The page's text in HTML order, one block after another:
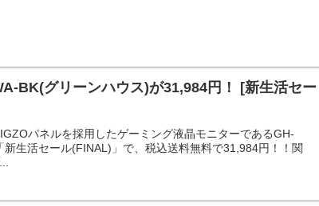
BK(グリーンハウス)が31,984円！ [新生活セー
パネルを採用したゲーミング液晶モニターであるGH-
新生活セール(FINAL)」で、税込送料無料で31,984円！！関